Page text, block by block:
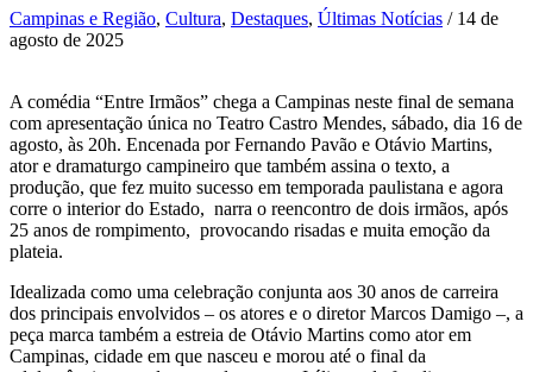
Campinas e Região, Cultura, Destaques, Últimas Notícias / 14 de
agosto de 2025
A comédia “Entre Irmãos” chega a Campinas neste final de semana
com apresentação única no Teatro Castro Mendes, sábado, dia 16 de
agosto, às 20h. Encenada por Fernando Pavão e Otávio Martins,
ator e dramaturgo campineiro que também assina o texto, a
produção, que fez muito sucesso em temporada paulistana e agora
corre o interior do Estado, narra o reencontro de dois irmãos, após
25 anos de rompimento, provocando risadas e muita emoção da
plateia.
Idealizada como uma celebração conjunta aos 30 anos de carreira
dos principais envolvidos – os atores e o diretor Marcos Damigo –, a
peça marca também a estreia de Otávio Martins como ator em
Campinas, cidade em que nasceu e morou até o final da